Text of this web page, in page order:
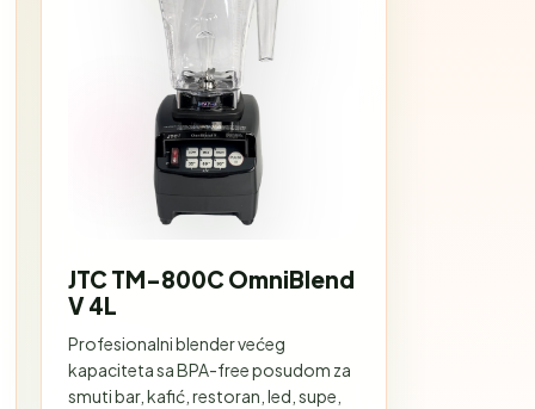
JTC TM-800C OmniBlend
V 4L
Profesionalni blender većeg
kapaciteta sa BPA-free posudom za
smuti bar, kafić, restoran, led, supe,